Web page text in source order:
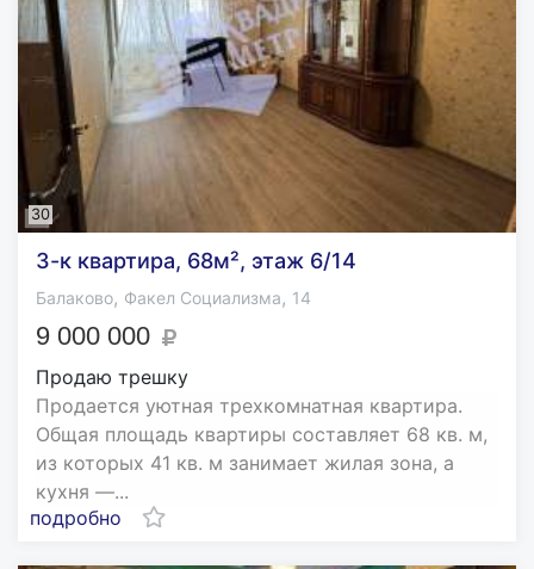
30
3-к квартира, 68м², этаж 6/14
Балаково, Факел Социализма, 14
9 000 000
Продаю трешку
Продается уютная трехкомнатная квартира.
Общая площадь квартиры составляет 68 кв. м,
из которых 41 кв. м занимает жилая зона, а
кухня —...
подробно